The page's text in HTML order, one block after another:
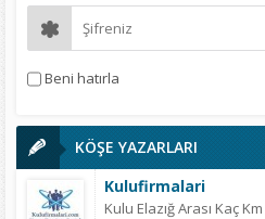
Beni hatırla
KÖŞE YAZARLARI
Kulufirmalari
Kulu Elazığ Arası Kaç Km